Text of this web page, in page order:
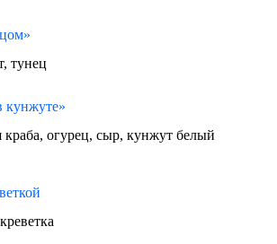
тунец
кунжуте»
огурец, сыр, кунжут белый